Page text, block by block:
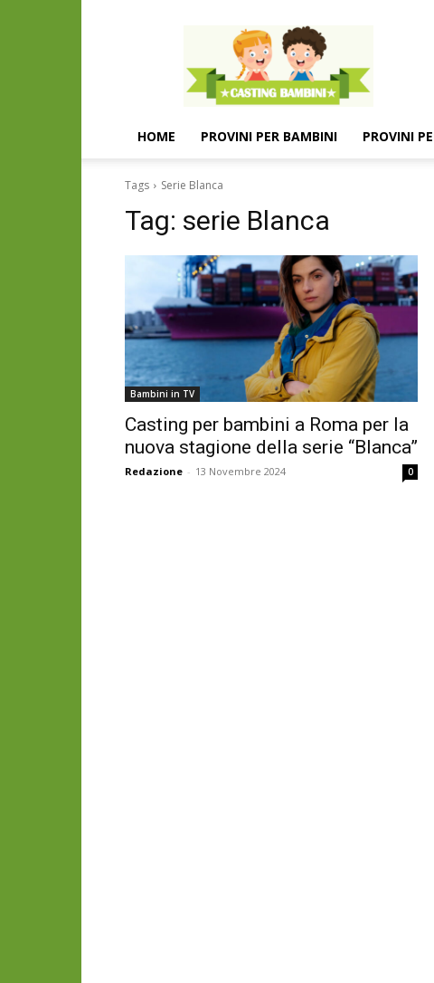
Casting
e
provini
per
bambini
e
HOME PROVINI PER BAMBINI PROVINI
Tags Serie Blanca
Tag: serie Blanca
Bambini in TV
Casting per bambini a Roma per la
nuova stagione della serie “Blanca”
Redazione - 13 Novembre 2024 0